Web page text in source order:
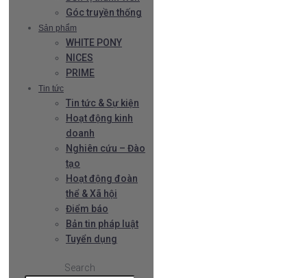
Góc truyền thống
Sản phẩm
WHITE PONY
NICES
PRIME
Tin tức
Tin tức & Sự kiện
Hoạt động kinh
doanh
Nghiên cứu – Đào
tạo
Hoạt động đoàn
thể & Xã hội
Điểm báo
Bản tin pháp luật
Tuyển dụng
Search